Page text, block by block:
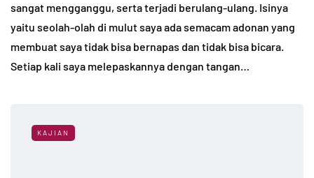
sangat mengganggu, serta terjadi berulang-ulang. Isinya
yaitu seolah-olah di mulut saya ada semacam adonan yang
membuat saya tidak bisa bernapas dan tidak bisa bicara.
Setiap kali saya melepaskannya dengan tangan…
KAJIAN